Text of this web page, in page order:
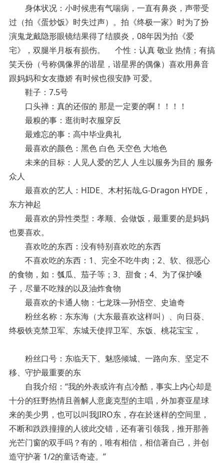
身体状况：小时候患有气喘病，一直有鼻炎，声带受
过（拍《蛋炒饭》时失过声）。拍《终极一家》时为了扮
演鬼龙戴隐形眼镜结果得了结膜炎，08年因为拍《爱
宅》，双腿半月板有损伤。 个性：认真 敬业 热情；有搞
笑天份（号称偶像界的谐星，谐星界的偶像）喜欢用鼻音
跟妈妈和女友撒娇 有时候也很安静 可爱。
鞋子：7.5号
口头禅：真的还假的 那是一定要的啊！！！！
最糗的事：逛街时衣服穿反
最难忘的事：高中毕业典礼
最喜欢的颜色：黑色 白色 天空色 大地色
未来的目标：人见人爱的艺人 人生以服务为目的 服务
众人
最喜欢的艺人：HIDE、木村拓哉,G-Dragon HYDE，
东方神起
最喜欢的异性类型：孝顺、会做饭，最重要的是妈妈
也要喜欢。
喜欢吃的东西：没有特别喜欢吃的东西
不喜欢吃的东西：1、完全不吃牛肉；2、软、很恶心
的食物，如：瓠瓜、茄子等；3、甜食；4、为了保护嗓
子，尽量不吃辣的以及油炸食物
最喜欢的卡通人物：七龙珠—孙悟空、史迪奇
粉丝名称：东东海（大东最喜欢这样叫）、向日葵、
终极铁克禁卫军、东城天使捍卫军、东饭、桃花宝宝，
粉丝口号：东临天下、魅惑倾城、一路向东、坚定不
移、守护最重要的东
自我介绍：“我的外表或许有点冷酷，事实上内心却是
十分的狂野热情且善解人意庞克型的主唱，外加赛亚星球
来的美少男，也可以叫我JIRO东，存在於迷样的空间里，
不断和跌跌撞撞的人彼此交错，还有著引领我，推开那善
光芒门窗的双手吗？有的，唯有相信，相信著自己，并创
造守护著 1/2的童话奇迹。”